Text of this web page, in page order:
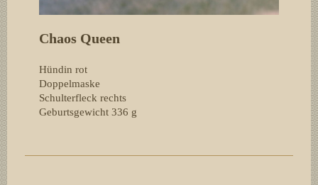
Chaos Queen
Hündin rot
Doppelmaske
Schulterfleck rechts
Geburtsgewicht 336 g